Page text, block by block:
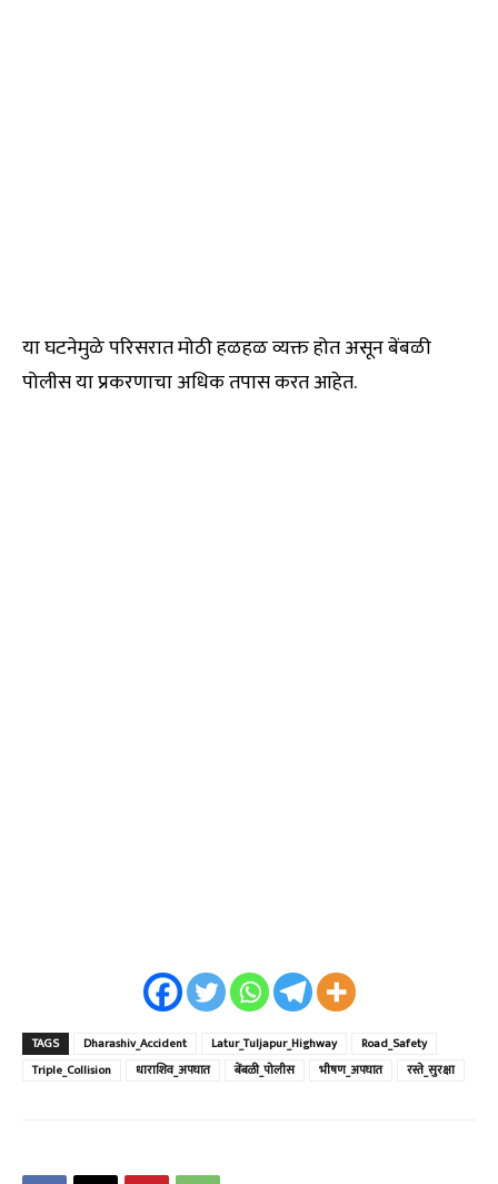
या घटनेमुळे परिसरात मोठी हळहळ व्यक्त होत असून बेंबळी
पोलीस या प्रकरणाचा अधिक तपास करत आहेत.
TAGS Dharashiv_Accident Latur_Tuljapur_Highway
Road_Safety
Triple_Collision
धाराशिव_अपघात बेंबळी_पोलीस भीषण_अपघात रस्ते_सुरक्षा